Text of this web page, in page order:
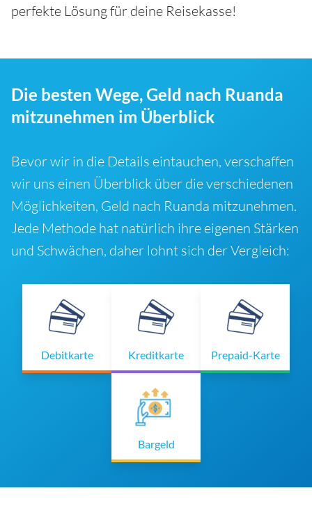
perfekte Lösung für deine Reisekasse!
Die besten Wege, Geld nach Ruanda
mitzunehmen im Überblick
Bevor wir in die Details eintauchen, verschaffen
wir uns einen Überblick über die verschiedenen
Möglichkeiten, Geld nach Ruanda mitzunehmen.
Jede Methode hat natürlich ihre eigenen Stärken
und Schwächen, daher lohnt sich der Vergleich:
Debitkarte Kreditkarte Prepaid-Karte
Bargeld